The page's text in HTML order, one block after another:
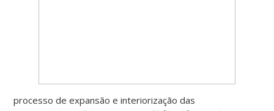
processo de expansão e interiorização das